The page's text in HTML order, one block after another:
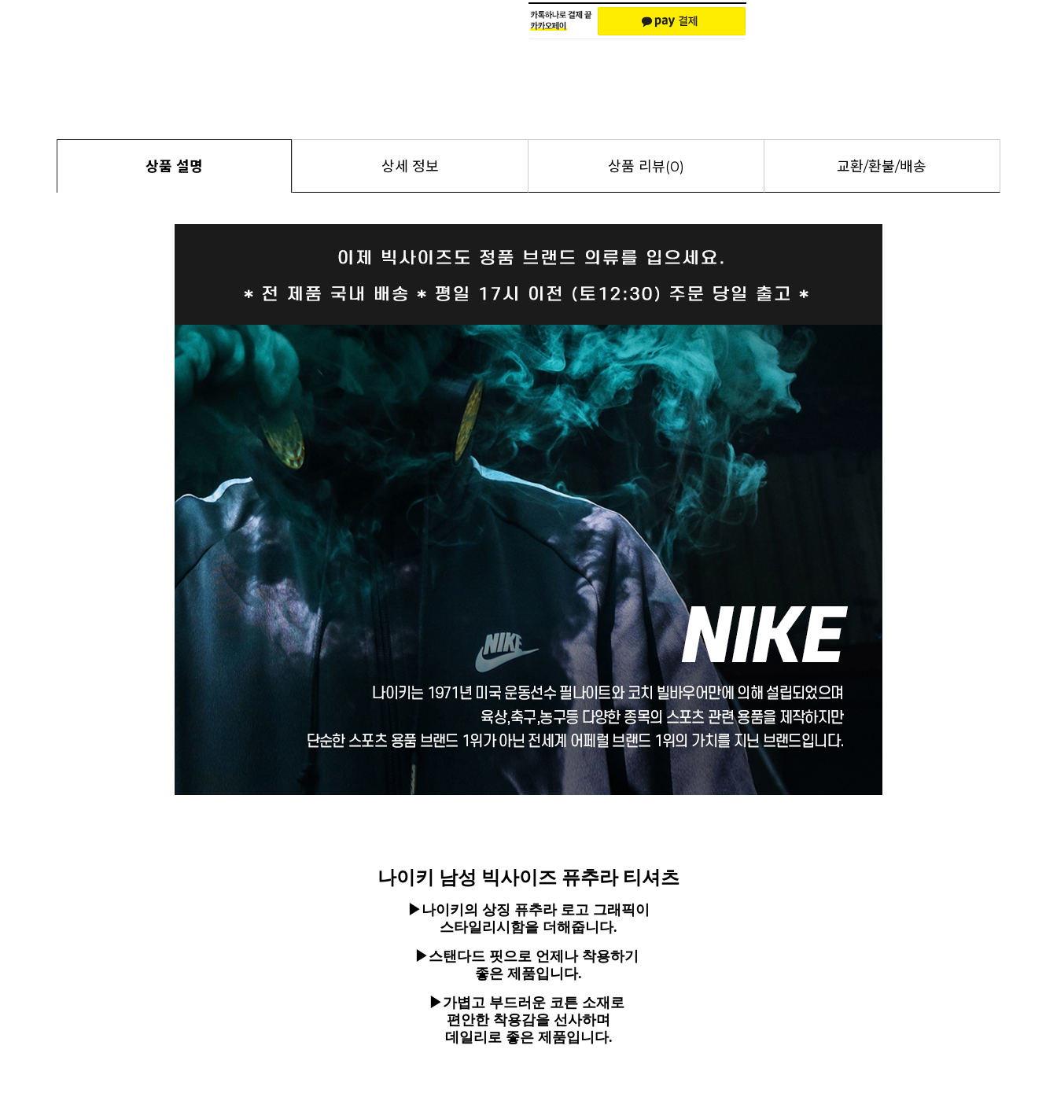
상품 설명 상세 정보 상품 리뷰(0) 교환/환불/배송
나이키 남성 빅사이즈 퓨추라 티셔츠
▶ 나이키의 상징 퓨추라 로고 그래픽이
스타일리시함을 더해줍니다.
▶스탠다드 핏으로 언제나 착용하기
좋은 제품입니다.
▶가볍고 부드러운 코튼 소재로
편안한 착용감을 선사하며
데일리로 좋은 제품입니다.